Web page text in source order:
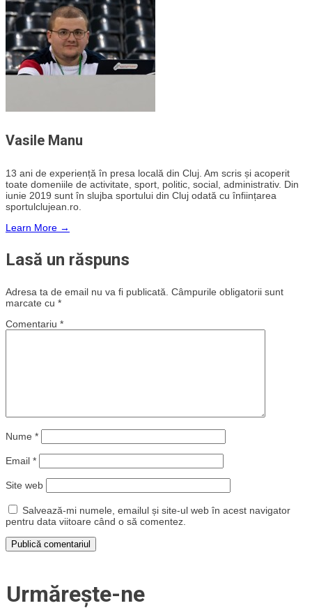
Vasile Manu
13 ani de experiență în presa locală din Cluj. Am scris și acoperit
toate domeniile de activitate, sport, politic, social, administrativ. Din
iunie 2019 sunt în slujba sportului din Cluj odată cu înființarea
sportulclujean.ro.
Learn More →
Lasă un răspuns
Adresa ta de email nu va fi publicată. Câmpurile obligatorii sunt
marcate cu *
Comentariu *
Nume *
Email *
Site web
Salvează-mi numele, emailul și site-ul web în acest navigator
pentru data viitoare când o să comentez.
Urmărește-ne